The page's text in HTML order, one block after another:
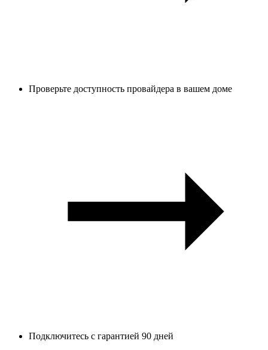
Проверьте доступность провайдера в вашем доме
Подключитесь с гарантией 90 дней